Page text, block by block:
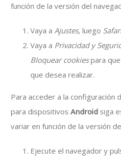
función de la versión del
Vaya a Ajustes, luego
Vaya a Privacidad y
Bloquear cookiespara
que desea realizar.
Para acceder a la configuración
para dispositivosAndroid siga
variar en función de la versión
Ejecute el navegador y